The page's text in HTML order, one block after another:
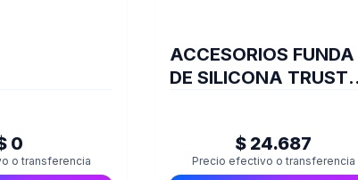
0
o transferencia
ACCESORIOS FUNDA
DE SILICONA TRUST
$ 24.687
Precio efectivo o transferencia